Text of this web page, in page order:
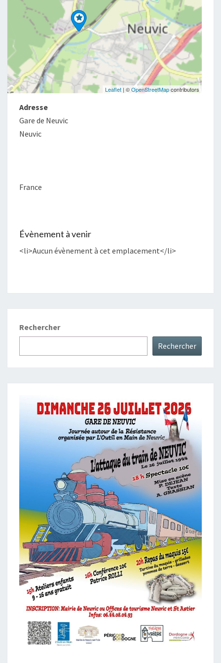
Leaflet | ©OpenStreetMapcontributors
Adresse
Gare de Neuvic
Neuvic
France
Évènement à venir
<li>Aucun évènement à cet emplacement</li>
Rechercher
Rechercher